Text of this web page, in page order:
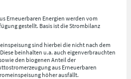
Erneuerbaren Energien werden vom
gestellt. Basis ist die Strombilanz
sind hierbei die nicht nach dem
beinhalten u.a. auch eigenverbrauchten
den biogenen Anteil der
aus Erneuerbaren
höher ausfällt.